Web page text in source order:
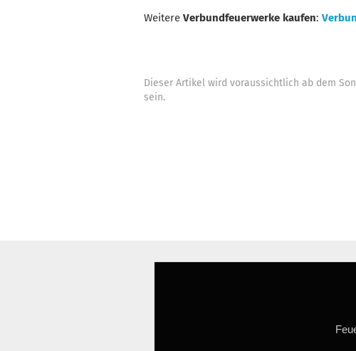
Weitere Verbundfeuerwerke kaufen:
Dieser Artikel wird voraussichtlich ab dem
sein.